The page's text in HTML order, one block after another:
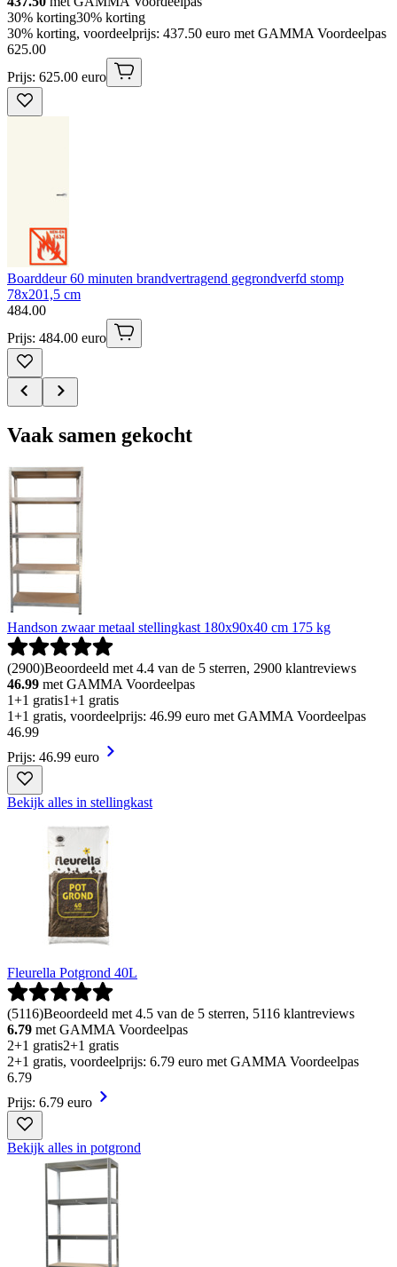
30% korting30% korting
30% korting, voordeelprijs: 437.50 euro met GAMMA Voordeelpas
625.00
Prijs: 625.00 euro
Boarddeur 60 minuten brandvertragend gegrondverfd stomp
78x201,5 cm
484.00
Prijs: 484.00 euro
Vaak samen gekocht
Handson zwaar metaal stellingkast 180x90x40 cm 175 kg
(2900)Beoordeeld met 4.4 van de 5 sterren, 2900 klantreviews
46.99 met GAMMA Voordeelpas
1+1 gratis1+1 gratis
1+1 gratis, voordeelprijs: 46.99 euro met GAMMA Voordeelpas
46.99
Prijs: 46.99 euro
Bekijk alles in stellingkast
Fleurella Potgrond 40L
(5116)Beoordeeld met 4.5 van de 5 sterren, 5116 klantreviews
6.79 met GAMMA Voordeelpas
2+1 gratis2+1 gratis
2+1 gratis, voordeelprijs: 6.79 euro met GAMMA Voordeelpas
6.79
Prijs: 6.79 euro
Bekijk alles in potgrond